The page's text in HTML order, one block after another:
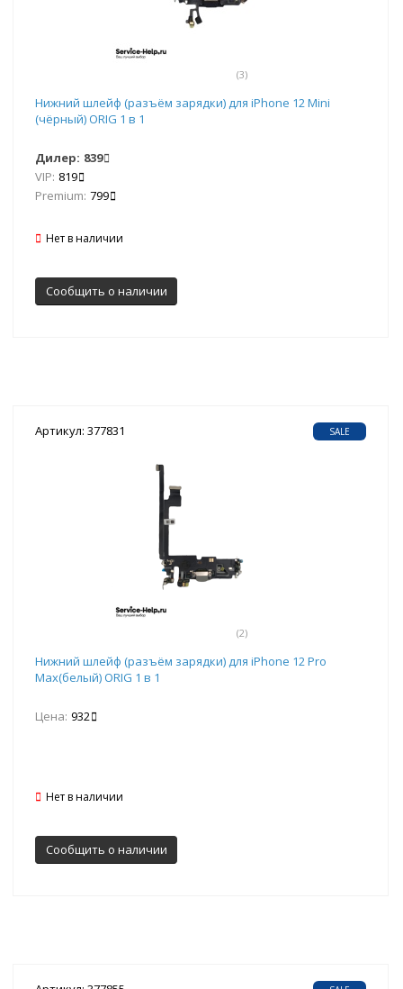
(3)
Нижний шлейф (разъём зарядки) для iPhone 12 Mini
(чёрный) ORIG 1 в 1
Дилер: 839
VIP: 819
Premium: 799
Нет в наличии
Сообщить о наличии
Артикул: 377831
(2)
SALE
Нижний шлейф (разъём зарядки) для iPhone 12 Pro
Max(белый) ORIG 1 в 1
Цена: 932
Нет в наличии
Сообщить о наличии